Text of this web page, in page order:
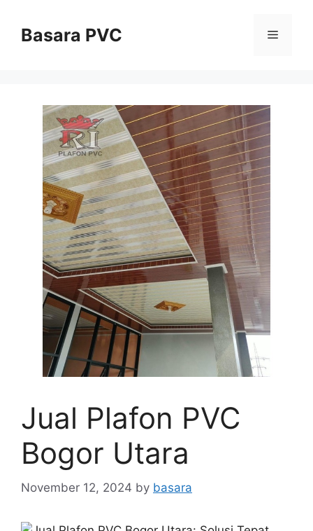
contentBasara PVC Menu
Jual Plafon PVC
Bogor Utara
November 12, 2024 by basara